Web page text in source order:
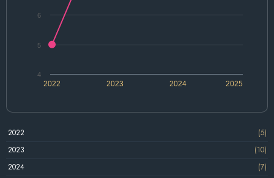
2022 2024
2023 2025
4
5
6
2022
(5)
2023
(10)
2024
(7)